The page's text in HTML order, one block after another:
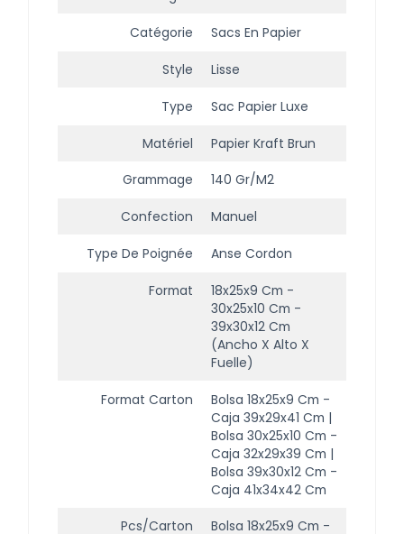
Catégorie Sacs En Papier
Style Lisse
Type Sac Papier Luxe
Matériel Papier Kraft Brun
Grammage 140 Gr/m2
Confection Manuel
Type De Poignée Anse Cordon
Format
18x25x9 Cm -
30x25x10 Cm -
39x30x12 Cm
(ancho X Alto X
Fuelle)
Format Carton
Bolsa 18x25x9 Cm -
Caja 39x29x41 Cm |
Bolsa 30x25x10 Cm -
Caja 32x29x39 Cm |
Bolsa 39x30x12 Cm -
Caja 41x34x42 Cm
Pcs/carton
Bolsa 18x25x9 Cm -